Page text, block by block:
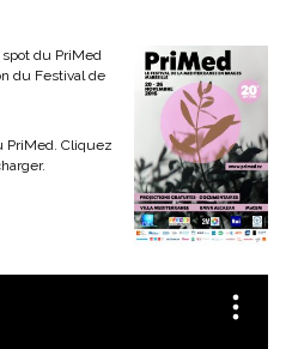
du PriMed
du Festival de
PriMed. Cliquez